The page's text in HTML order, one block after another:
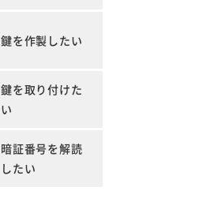
鍵を作製したい
鍵を取り付けた
い
暗証番号を解読
したい